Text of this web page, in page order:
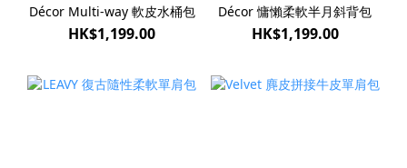
Décor Multi-way 軟皮水桶包
HK$1,199.00
Décor 慵懶柔軟半月斜背包
HK$1,199.00